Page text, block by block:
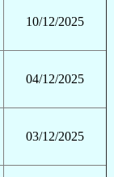
10/12/2025
04/12/2025
03/12/2025